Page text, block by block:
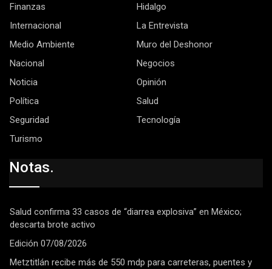
Finanzas
Hidalgo
Internacional
La Entrevista
Medio Ambiente
Muro del Deshonor
Nacional
Negocios
Noticia
Opinión
Política
Salud
Seguridad
Tecnología
Turismo
Notas.
Salud confirma 33 casos de “diarrea explosiva” en México;
descarta brote activo
Edición 07/08/2026
Metztitlán recibe más de 550 mdp para carreteras, puentes y